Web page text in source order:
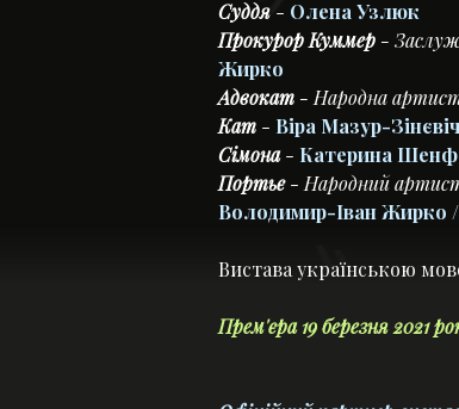
Суддя - Олена Узлюк
Прокурор Куммер -
Жирко
Адвокат - Народна
Кат - Віра Мазур-Зінєвіч
Сімона- Катерина
Портьє-Народний
Володимир-Іван Жирко
Вистава українською
Прем'єра 19 березня 2021